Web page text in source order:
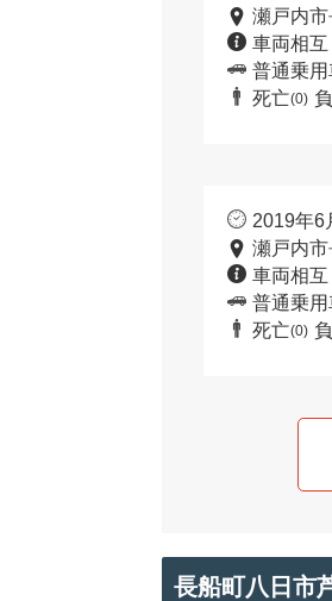
瀬戸内
車両相
普通乗用
死亡(0)
2019年6
瀬戸内
車両相
普通乗用
死亡(0)
長船町八日市